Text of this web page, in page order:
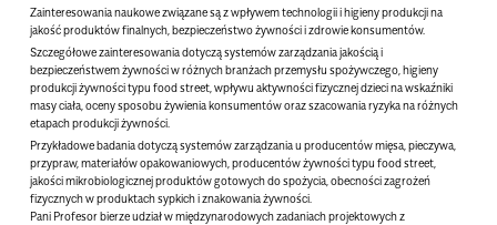
Zainteresowania naukowe związane są z wpływem technologii i higieny produkcji na
jakość produktów finalnych, bezpieczeństwo żywności i zdrowie konsumentów.
Szczegółowe zainteresowania dotyczą systemów zarządzania jakością i
bezpieczeństwem żywności w różnych branżach przemysłu spożywczego, higieny
produkcji żywności typu food street, wpływu aktywności fizycznej dzieci na wskaźniki
masy ciała, oceny sposobu żywienia konsumentów oraz szacowania ryzyka na różnych
etapach produkcji żywności.
Przykładowe badania dotyczą systemów zarządzania u producentów mięsa, pieczywa,
przypraw, materiałów opakowaniowych, producentów żywności typu food street,
jakości mikrobiologicznej produktów gotowych do spożycia, obecności zagrożeń
fizycznych w produktach sypkich i znakowania żywności.
Pani Profesor bierze udział w międzynarodowych zadaniach projektowych z